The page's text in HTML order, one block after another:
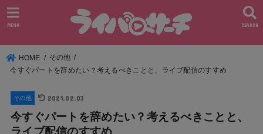
SEARCH
MENU
HOME
その他
今すぐパートを辞めたい？考えるべきことと、ライブ配信のすすめ
その他 2021.02.03
今すぐパートを辞めたい？考えるべきことと、
ライブ配信のすすめ